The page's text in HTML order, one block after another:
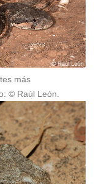
más
© Raúl León.